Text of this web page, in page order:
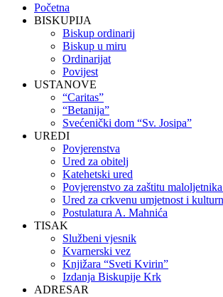
Primary
Menu
Skip
Početna
BISKUPIJA
Biskup ordinarij
Biskup u miru
Ordinarijat
Povijest
USTANOVE
“Caritas”
“Betanija”
Svećenički dom “Sv. Josipa”
UREDI
Povjerenstva
Ured za obitelj
Katehetski ured
Povjerenstvo za zaštitu
Ured za crkvenu umjetnost i
Postulatura A. Mahnića
TISAK
Službeni vjesnik
Kvarnerski vez
Knjižara “Sveti Kvirin”
Izdanja Biskupije Krk
ADRESAR